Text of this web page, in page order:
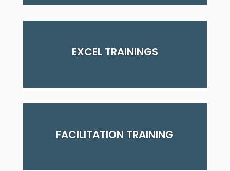
EXCEL TRAININGS
FACILITATION TRAINING